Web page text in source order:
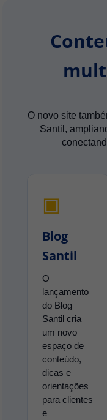
O novo site
Santil,
▣
Blog
Santil
O
lançamento
do Blog
Santil cria
um novo
espaço de
conteúdo,
dicas e
orientações
para clientes
e